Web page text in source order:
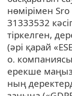
нөмірімен
31333532
тіркелген,
(әрі қарай
o.
ерекше
ның